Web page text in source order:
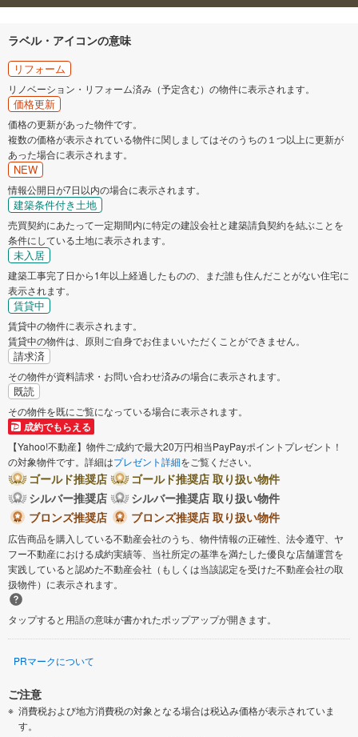
ラベル・アイコンの意味
リフォーム
リノベーション・リフォーム済み（予定含む）の物件に表示されます。
価格更新
価格の更新があった物件です。
複数の価格が表示されている物件に関しましてはそのうちの１つ以上に更新が
あった場合に表示されます。
NEW
情報公開日が7日以内の場合に表示されます。
建築条件付き土地
売買契約にあたって一定期間内に特定の建設会社と建築請負契約を結ぶことを
条件にしている土地に表示されます。
未入居
建築工事完了日から1年以上経過したものの、まだ誰も住んだことがない住宅に
表示されます。
賃貸中
賃貸中の物件に表示されます。
賃貸中の物件は、原則ご自身でお住まいいただくことができません。
請求済
その物件が資料請求・お問い合わせ済みの場合に表示されます。
既読
その物件を既にご覧になっている場合に表示されます。
成約でもらえる
【Yahoo!不動産】物件ご成約で最大20万円相当PayPayポイントプレゼント！
の対象物件です。詳細はプレゼント詳細をご覧ください。
ゴールド推奨店
ゴールド推奨店 取り扱い物件
シルバー推奨店
シルバー推奨店 取り扱い物件
ブロンズ推奨店
ブロンズ推奨店 取り扱い物件
広告商品を購入している不動産会社のうち、物件情報の正確性、法令遵守、ヤ
フー不動産における成約実績等、当社所定の基準を満たした優良な店舗運営を
実践していると認めた不動産会社（もしくは当該認定を受けた不動産会社の取
扱物件）に表示されます。
タップすると用語の意味が書かれたポップアップが開きます。
PRマークについて
ご注意
消費税および地方消費税の対象となる場合は税込み価格が表示されていま
す。